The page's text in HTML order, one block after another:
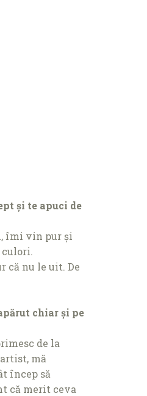
și te apuci de
îmi vin pur și
că nu le uit. De
chiar și pe
de la
mă
încep să
că merit ceva